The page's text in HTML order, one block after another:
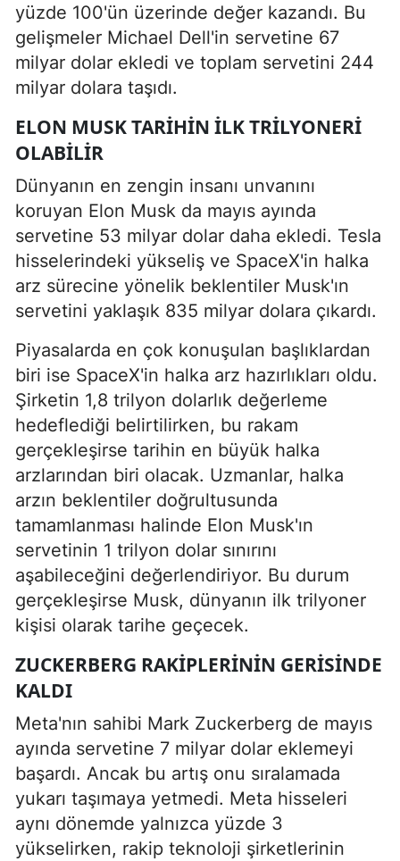
yüzde 100'ün üzerinde değer kazandı. Bu
gelişmeler Michael Dell'in servetine 67
milyar dolar ekledi ve toplam servetini 244
milyar dolara taşıdı.
ELON MUSK TARIHIN ILK TRILYONERI
OLABILIR
Dünyanın en zengin insanı unvanını
koruyan Elon Musk da mayıs ayında
servetine 53 milyar dolar daha ekledi. Tesla
hisselerindeki yükseliş ve SpaceX'in halka
arz sürecine yönelik beklentiler Musk'ın
servetini yaklaşık 835 milyar dolara çıkardı.
Piyasalarda en çok konuşulan başlıklardan
biri ise SpaceX'in halka arz hazırlıkları oldu.
Şirketin 1,8 trilyon dolarlık değerleme
hedeflediği belirtilirken, bu rakam
gerçekleşirse tarihin en büyük halka
arzlarından biri olacak. Uzmanlar, halka
arzın beklentiler doğrultusunda
tamamlanması halinde Elon Musk'ın
servetinin 1 trilyon dolar sınırını
aşabileceğini değerlendiriyor. Bu durum
gerçekleşirse Musk, dünyanın ilk trilyoner
kişisi olarak tarihe geçecek.
ZUCKERBERG RAKIPLERININ GERISINDE
KALDI
Meta'nın sahibi Mark Zuckerberg de mayıs
ayında servetine 7 milyar dolar eklemeyi
başardı. Ancak bu artış onu sıralamada
yukarı taşımaya yetmedi. Meta hisseleri
aynı dönemde yalnızca yüzde 3
yükselirken, rakip teknoloji şirketlerinin